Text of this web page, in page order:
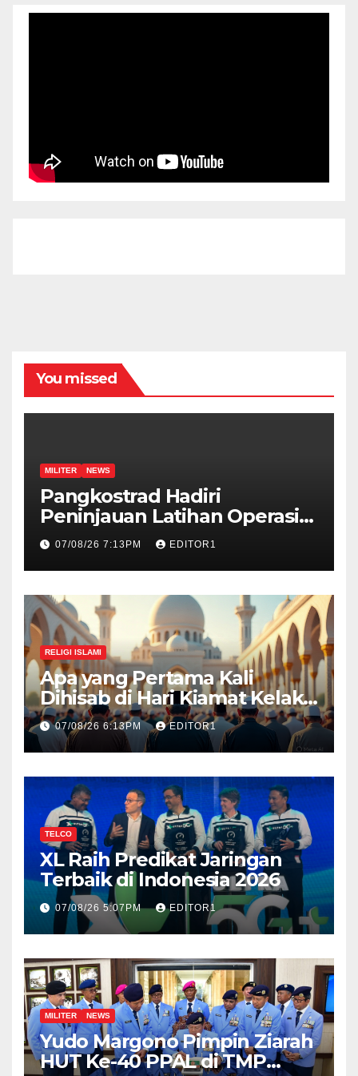
You missed
MILITER NEWS
Pangkostrad Hadiri
Peninjauan Latihan Operasi
Terintegrasi TNI 2026 di
Kepulauan Riau
07/08/26 7:13PM EDITOR1
RELIGI ISLAMI
Apa yang Pertama Kali
Dihisab di Hari Kiamat Kelak?,
Ini Jawabannya!
07/08/26 6:13PM EDITOR1
TELCO
XL Raih Predikat Jaringan
Terbaik di Indonesia 2026
07/08/26 5:07PM EDITOR1
MILITER NEWS
Yudo Margono Pimpin Ziarah
HUT Ke-40 PPAL di TMP